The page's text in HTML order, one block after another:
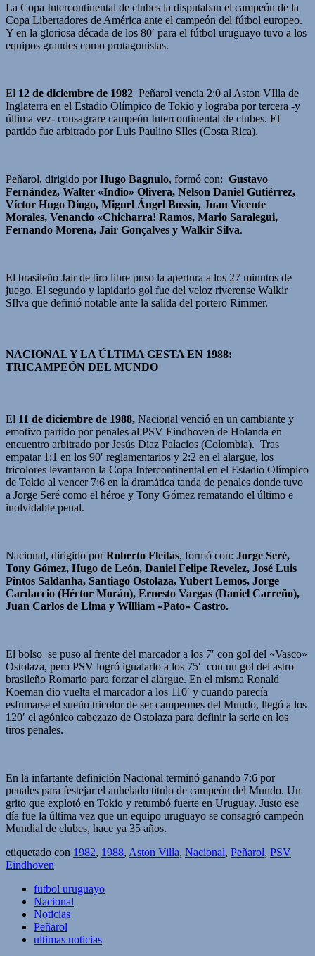
La Copa Intercontinental de clubes la disputaban el campeón de la
Copa Libertadores de América ante el campeón del fútbol europeo.
Y en la gloriosa década de los 80′ para el fútbol uruguayo tuvo a los
equipos grandes como protagonistas.
El 12 de diciembre de 1982 Peñarol vencía 2:0 al Aston VIlla de
Inglaterra en el Estadio Olímpico de Tokio y lograba por tercera -y
última vez- consagrare campeón Intercontinental de clubes. El
partido fue arbitrado por Luis Paulino SIles (Costa Rica).
Peñarol, dirigido porHugo Bagnulo, formó con: Gustavo
Fernández, Walter «Indio» Olivera, Nelson Daniel Gutiérrez,
Víctor Hugo Diogo, Miguel Ángel Bossio, Juan Vicente
Morales, Venancio «Chicharra! Ramos, Mario Saralegui,
Fernando Morena, Jair Gonçalves y Walkir Silva.
El brasileño Jair de tiro libre puso la apertura a los 27 minutos de
juego. El segundo y lapidario gol fue del veloz riverense Walkir
SIlva que definió notable ante la salida del portero Rimmer.
NACIONAL Y LA ÚLTIMA GESTA EN 1988:
TRICAMPEÓN DEL MUNDO
El 11 de diciembre de 1988, Nacional venció en un cambiante y
emotivo partido por penales al PSV Eindhoven de Holanda en
encuentro arbitrado por Jesús Díaz Palacios (Colombia). Tras
empatar 1:1 en los 90′ reglamentarios y 2:2 en el alargue, los
tricolores levantaron la Copa Intercontinental en el Estadio Olímpico
de Tokio al vencer 7:6 en la dramática tanda de penales donde tuvo
a Jorge Seré como el héroe y Tony Gómez rematando el último e
inolvidable penal.
Nacional, dirigido porRoberto Fleitas, formó con: Jorge Seré,
Tony Gómez, Hugo de León, Daniel Felipe Revelez, José Luis
Pintos Saldanha, Santiago Ostolaza, Yubert Lemos, Jorge
Cardaccio (Héctor Morán), Ernesto Vargas (Daniel Carreño),
Juan Carlos de Lima y William «Pato» Castro.
El bolso se puso al frente del marcador a los 7′ con gol del «Vasco»
Ostolaza, pero PSV logró igualarlo a los 75′ con un gol del astro
brasileño Romario para forzar el alargue. En el misma Ronald
Koeman dio vuelta el marcador a los 110′ y cuando parecía
esfumarse el sueño tricolor de ser campeones del Mundo, llegó a los
120′ el agónico cabezazo de Ostolaza para definir la serie en los
tiros penales.
En la infartante definición Nacional terminó ganando 7:6 por
penales para festejar el anhelado título de campeón del Mundo. Un
grito que explotó en Tokio y retumbó fuerte en Uruguay. Justo ese
día fue la última vez que un equipo uruguayo se consagró campeón
Mundial de clubes, hace ya 35 años.
etiquetado con 1982, 1988, Aston Villa, Nacional, Peñarol, PSV
Eindhoven
futbol uruguayo
Nacional
Noticias
Peñarol
ultimas noticias